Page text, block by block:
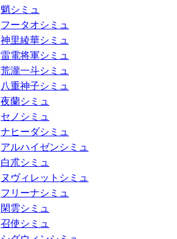
魈シミュ
フータオシミュ
神里綾華シミュ
雷電将軍シミュ
荒瀧一斗シミュ
八重神子シミュ
夜蘭シミュ
セノシミュ
ナヒーダシミュ
アルハイゼンシミュ
白朮シミュ
ヌヴィレットシミュ
フリーナシミュ
閑雲シミュ
召使シミュ